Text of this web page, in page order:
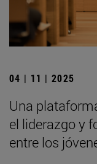
04 | 11 | 2025
Una
el liderazgo y
entre los